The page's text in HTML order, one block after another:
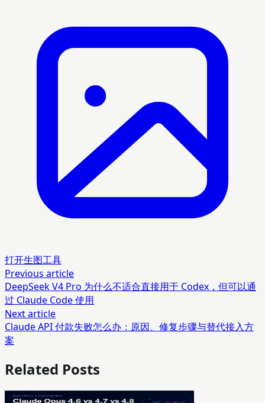
打开生图工具
Previous article
DeepSeek V4 Pro 为什么不适合直接用于 Codex，但可以通
过 Claude Code 使用
Next article
Claude API 付款失败怎么办：原因、修复步骤与替代接入方
案
Related Posts